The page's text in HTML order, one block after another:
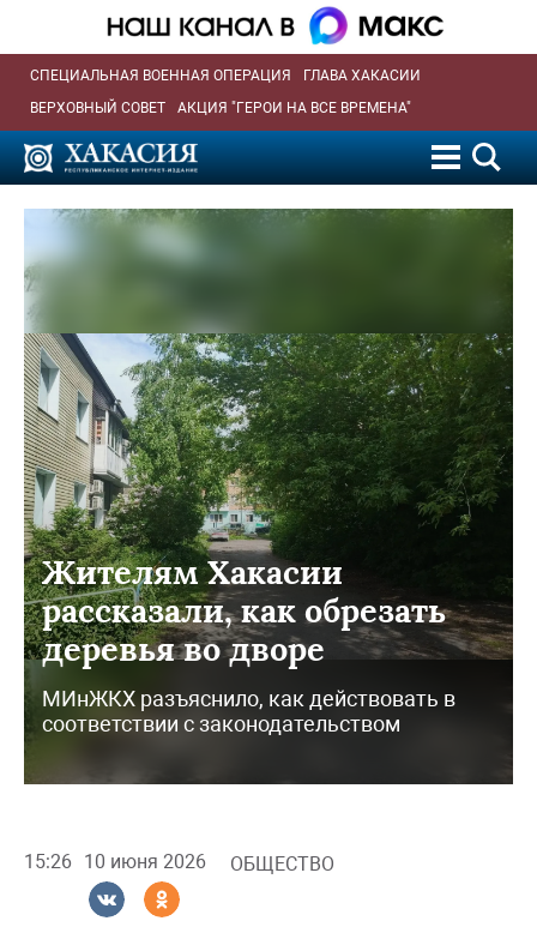
СПЕЦИАЛЬНАЯ ВОЕННАЯ ОПЕРАЦИЯ
ГЛАВА ХАКАСИИ
ВЕРХОВНЫЙ СОВЕТ
АКЦИЯ "ГЕРОИ НА ВСЕ ВРЕМЕНА"
Жителям Хакасии
рассказали, как обрезать
деревья во дворе
МИнЖКХ разъяснило, как действовать в
соответствии с законодательством
15:26 10 июня 2026 ОБЩЕСТВО